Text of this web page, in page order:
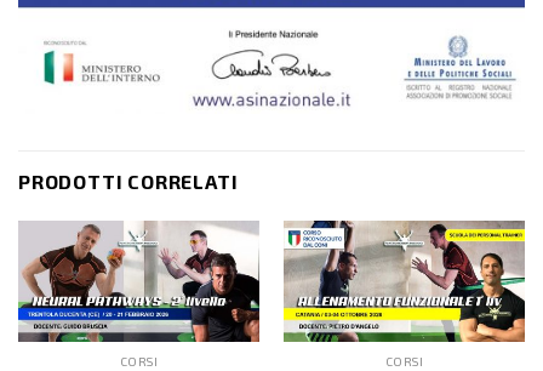
PRODOTTI CORRELATI
CORSI CORSI